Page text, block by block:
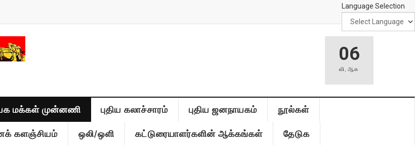
Language Selection
06
வி ,ஆக
மக்கள் முன்னணி புதிய கலாச்சாரம் புதிய ஜனநாயகம் நூல்கள்
களஞ்சியம் ஒலி/ஒளி கட்டுரையாளர்களின் ஆக்கங்கள் தேடுக